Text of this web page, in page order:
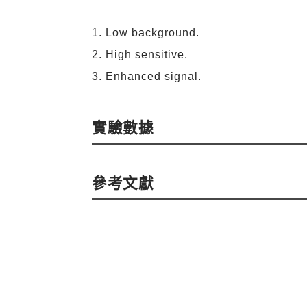
Low background.
High sensitive.
Enhanced signal.
實驗數據
參考文獻